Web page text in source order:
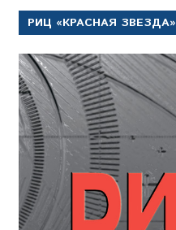
РИЦ «КРАСНАЯ ЗВЕЗДА»